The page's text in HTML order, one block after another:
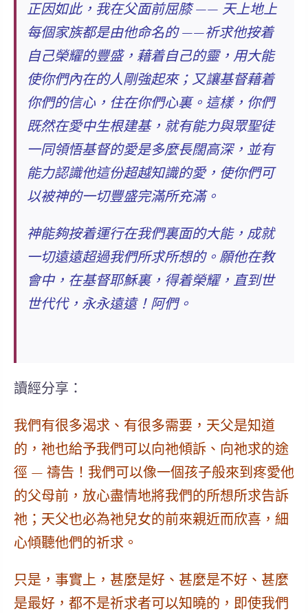
正因如此，我在父面前屈膝 —— 天上地上
每個家族都是由他命名的 ——祈求他按着
自己榮耀的豐盛，藉着自己的靈，用大能
使你們內在的人剛強起來；又讓基督藉着
你們的信心，住在你們心裏。這樣，你們
既然在愛中生根建基，就有能力與眾聖徒
一同領悟基督的愛是多麼長闊高深，並有
能力認識他這份超越知識的愛，使你們可
以被神的一切豐盛完滿所充滿。
神能夠按着運行在我們裏面的大能，成就
一切遠遠超過我們所求所想的。願他在教
會中，在基督耶穌裏，得着榮耀，直到世
世代代，永永遠遠！阿們。
讀經分享：
我們有很多渴求、有很多需要，天父是知道
的，祂也給予我們可以向祂傾訴、向祂求的途
徑 — 禱告！我們可以像一個孩子般來到疼愛他
的父母前，放心盡情地將我們的所想所求告訴
祂；天父也必為祂兒女的前來親近而欣喜，細
心傾聽他們的祈求。
只是，事實上，甚麼是好、甚麼是不好、甚麼
是最好，都不是祈求者可以知曉的，即使我們